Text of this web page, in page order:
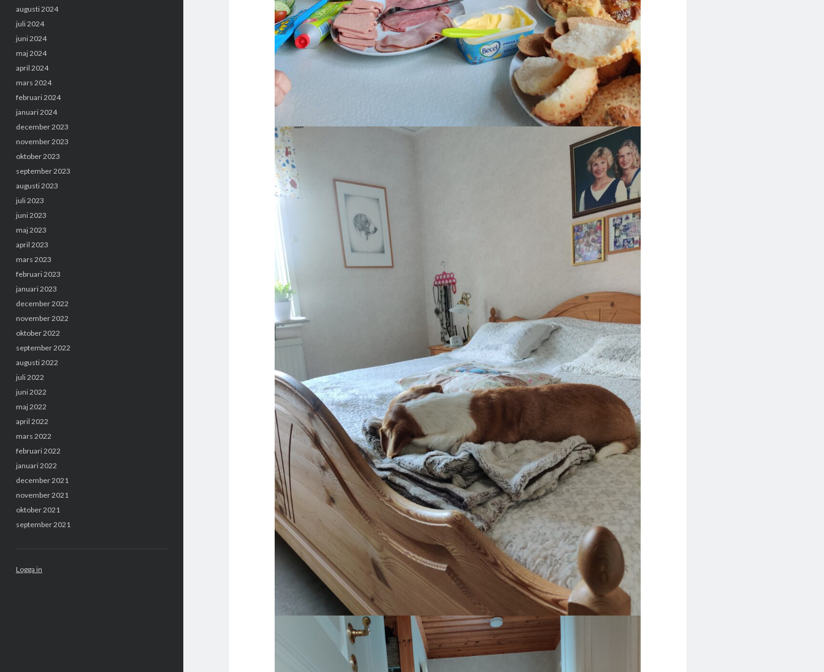
augusti 2024
juli 2024
juni 2024
maj 2024
april 2024
mars 2024
februari 2024
januari 2024
december 2023
november 2023
oktober 2023
september 2023
augusti 2023
juli 2023
juni 2023
maj 2023
april 2023
mars 2023
februari 2023
januari 2023
december 2022
november 2022
oktober 2022
september 2022
augusti 2022
juli 2022
juni 2022
maj 2022
april 2022
mars 2022
februari 2022
januari 2022
december 2021
november 2021
oktober 2021
september 2021
Logga in